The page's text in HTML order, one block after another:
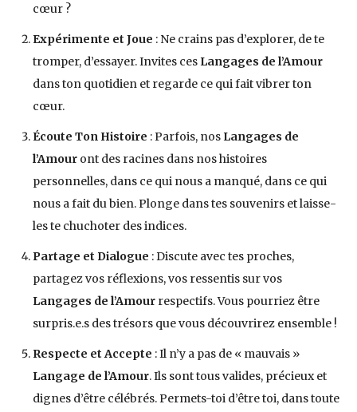
cœur ?
Expérimente et Joue : Ne crains pas d’explorer, de te
tromper, d’essayer. Invites ces Langages de l’Amour
dans ton quotidien et regarde ce qui fait vibrer ton
cœur.
Écoute Ton Histoire : Parfois, nos Langages de
l’Amour ont des racines dans nos histoires
personnelles, dans ce qui nous a manqué, dans ce qui
nous a fait du bien. Plonge dans tes souvenirs et laisse-
les te chuchoter des indices.
Partage et Dialogue : Discute avec tes proches,
partagez vos réflexions, vos ressentis sur vos
Langages de l’Amour respectifs. Vous pourriez être
surpris.e.s des trésors que vous découvrirez ensemble !
Respecte et Accepte : Il n’y a pas de « mauvais »
Langage de l’Amour. Ils sont tous valides, précieux et
dignes d’être célébrés. Permets-toi d’être toi, dans toute